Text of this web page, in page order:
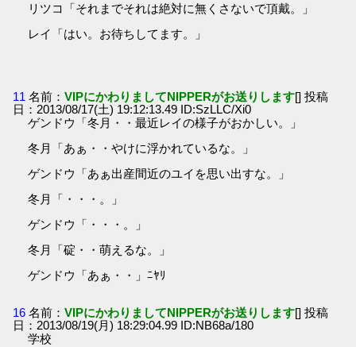
リツコ「それまでそれは絶対に無くさないで頂戴。」
レイ「はい。お待ちしてます。」
11 名前：VIPにかわりましてNIPPERがお送りします[] 投稿
日：2013/08/17(土) 19:12:13.49 ID:SzLLC/Xi0
ゲンドウ「冬月・・最近レイの様子がおかしい。」
冬月「あぁ・・やけに浮かれているな。」
ゲンドウ「あぁ出産間近のユイを思い出すな。」
冬月「・・・。」
ゲンドウ「・・・。」
冬月「碇・・萌えるな。」
ゲンドウ「あぁ・・」ﾆﾔﾘ
16 名前：VIPにかわりましてNIPPERがお送りします[] 投稿
日：2013/08/19(月) 18:29:04.99 ID:NB68a/180
学校